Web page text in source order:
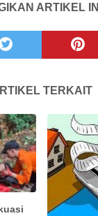
ARTIKEL INI
TERKAIT